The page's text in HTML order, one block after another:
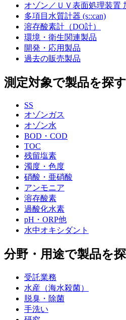
オゾン／ＵＶ表面処理装置
多項目水質計器 (s::can)
溶存酸素計（DO計）
環境・衛生関連製品
開発・応用製品
過去の販売製品
測定対象で製品を探す
SS
オゾンガス
オゾン水
BOD・COD
TOC
残留塩素
濁度・色度
硝酸・亜硝酸
アンモニア
溶存酸素
過酸化水素
pH・ORP他
水中オキシダント
分野・用途で製品を
受託業務
水産（海水殺菌）
脱臭・除菌
手洗い